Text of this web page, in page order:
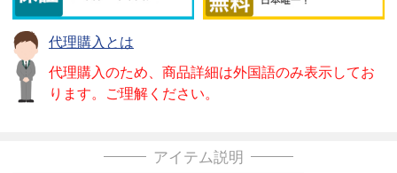
代理購入とは
代理購入のため、商品詳細は外国語のみ表示してお
ります。ご理解ください。
アイテム説明